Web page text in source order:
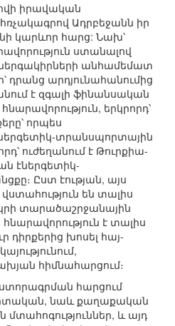
իրավական
Ադրբեջանն իր
կարևոր հարց: Նախ՝
ստանալով
անհամեմատ
դրանց արդյունահանումից
է զգալի ֆինանսական
երկրորդ՝
որպես
տրանսպորտային
ուժեղանում է Թուրքիա-
էներգետիկ-
Ըստ էության, այս
են տալիս
տարածաշրջանային
հնարավորություն է տալիս
դիրքերից խոսել հայ-
հիմնահարցում։
հարցում
նաև քաղաքական
և այդ